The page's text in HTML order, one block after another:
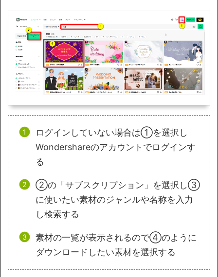
ログインしていない場合は①を選択し
Wondershareのアカウントでログインす
る
②の「サブスクリプション」を選択し③
に使いたい素材のジャンルや名称を入力
し検索する
素材の一覧が表示されるので④のように
ダウンロードしたい素材を選択する